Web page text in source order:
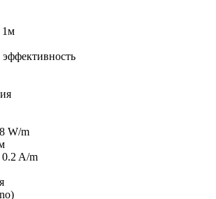
1м
эффективность
W/m
A/m